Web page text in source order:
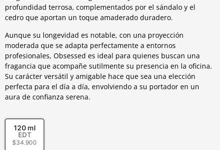
profundidad terrosa, complementados por el sándalo y el
cedro que aportan un toque amaderado duradero.
Aunque su longevidad es notable, con una proyección
moderada que se adapta perfectamente a entornos
profesionales, Obsessed es ideal para quienes buscan una
fragancia que acompañe sutilmente su presencia en la oficina.
Su carácter versátil y amigable hace que sea una elección
perfecta para el día a día, envolviendo a su portador en un
aura de confianza serena.
120 ml
EDT
$34.900